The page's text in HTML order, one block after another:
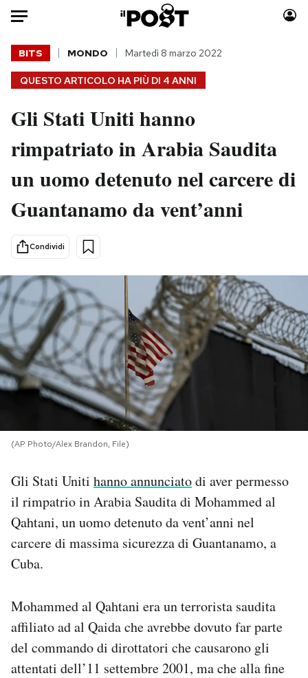
Auto
HOME
Italia
Politica
Tecnologia
Scienza
Cultura
Economia
Sport
Moda
Consumismi
Storie/Idee
Media
Mondiali calcio 2026
PODCAST
NEWSLETTER
CALENDARIO
AREA PERSONALE
Newsletter
Notifiche mobile
Regala il Post
Hai bisogno di aiuto?
QUESTO ARTICOLO HA PIÙ DI 4 ANNI
BITS MONDO Martedì 8 marzo 2022
Gli Stati Uniti hanno
rimpatriato in Arabia Saudita
un uomo detenuto nel carcere di
Guantanamo da vent’anni
Condividi
(AP Photo/Alex Brandon, File)
Gli Stati Uniti hanno annunciatodi aver permesso
il rimpatrio in Arabia Saudita di Mohammed al
Qahtani, un uomo detenuto da vent’anni nel
carcere di massima sicurezza di Guantanamo, a
Cuba.
Mohammed al Qahtani era un terrorista saudita
affiliato ad al Qaida che avrebbe dovuto far parte
del commando di dirottatori che causarono gli
attentati dell’11 settembre 2001, ma che alla fine